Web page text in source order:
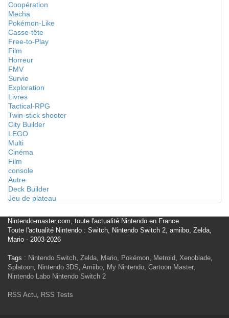
Coopération
Mecha
Pokémon-Like
Casse-tête
Free-to-Play
Film
Horreur
FMV
Survie
Exploration
Livres
Tactical-RPG
Twin-stick shooter
City Builder
LEGO
Multi
Cinéma
Film
console
Autre
Deck Builder
Jeu de plateau
Nintendo-master.com, toute l'actualité Nintendo en France
Toute l'actualité Nintendo : Switch, Nintendo Switch 2, amiibo, Zelda,
Mario - 2003-2026
Tags : Nintendo Switch, Zelda, Mario, Pokémon, Metroid, Xenoblade,
Splatoon, Nintendo 3DS, Amiibo, My Nintendo, Cartoon Master,
Nintendo Labo Nintendo Switch 2
RSS Actu, RSS Tests